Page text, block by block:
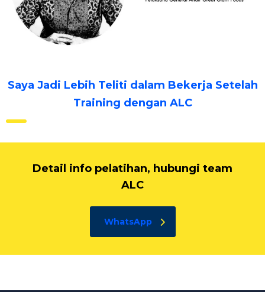
Saya Jadi Lebih Teliti dalam Bekerja Setelah
Training dengan ALC
Detail info pelatihan, hubungi team
ALC
WhatsApp